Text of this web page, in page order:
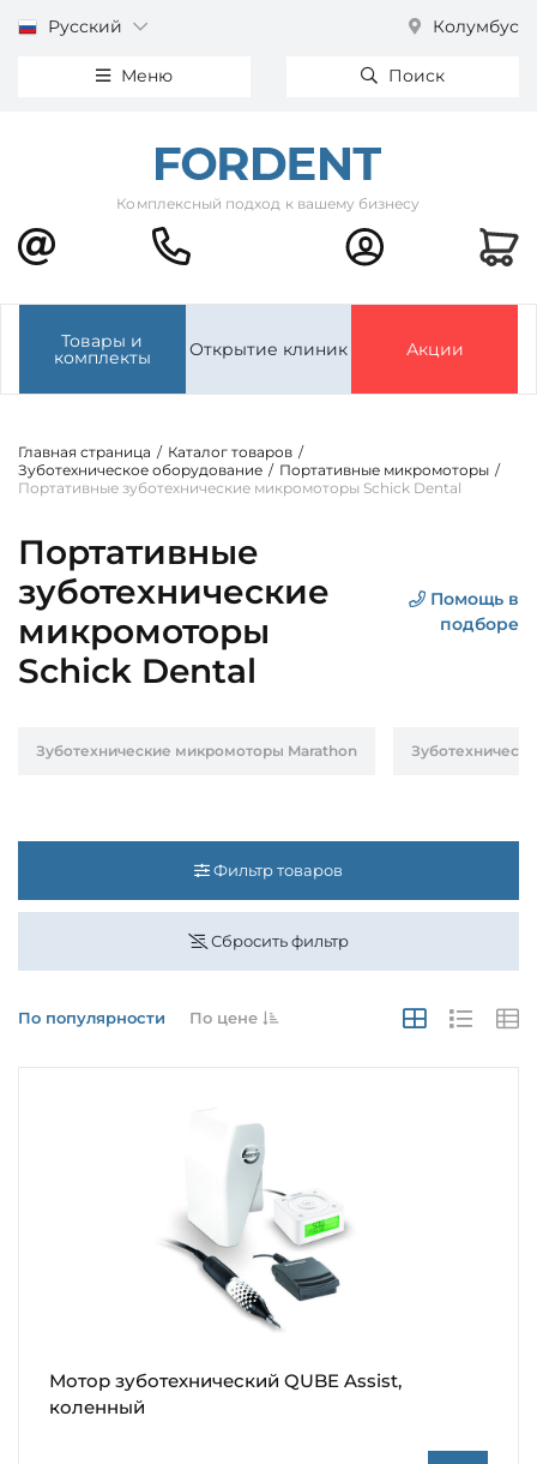
Русский Колумбус
Меню Поиск
Комплексный подход к вашему бизнесу
Товары и
комплекты Открытие клиник Акции
Главная страница / Каталог товаров /
Зуботехническое оборудование / Портативные микромоторы /
Портативные зуботехнические микромоторы Schick Dental
Портативные
зуботехнические
микромоторы
Schick Dental
Помощь в
подборе
Зуботехнические микромоторы Marathon
Фильтр товаров
Сбросить фильтр
По популярности По цене
Мотор зуботехнический QUBE Assist,
коленный